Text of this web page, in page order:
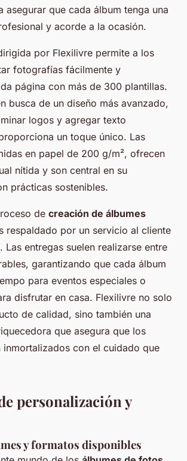
asegurar que cada álbum tenga una
y acorde a la ocasión.
por Flexilivre permite a los
fotografías fácilmente y
página con más de 300 plantillas.
busca de un diseño más avanzado,
logos y agregar texto
un toque único. Las
en papel de 200 g/m², ofrecen
nítida y son central en su
prácticas sostenibles.
de creación de álbumes
respaldado por un servicio al cliente
Las entregas suelen realizarse entre
garantizando que cada álbum
para eventos especiales o
disfrutar en casa. Flexilivre no solo
de calidad, sino también una
que asegura que los
inmortalizados con el cuidado que
personalización y
y formatos disponibles